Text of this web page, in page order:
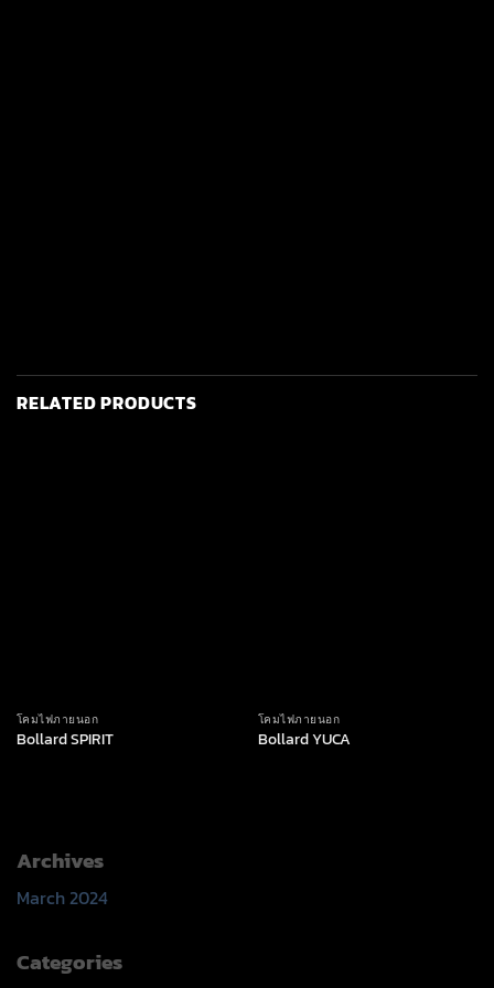
RELATED PRODUCTS
โคมไฟภายนอก
Bollard SPIRIT
โคมไฟภายนอก
Bollard YUCA
Archives
March 2024
Categories